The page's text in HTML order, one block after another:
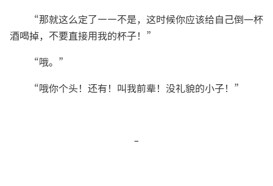
“那就这么定了——不是，这时候你应该给自己倒一杯
酒喝掉，不要直接用我的杯子！”
“哦。”
“哦你个头！还有！叫我前辈！没礼貌的小子！”
-